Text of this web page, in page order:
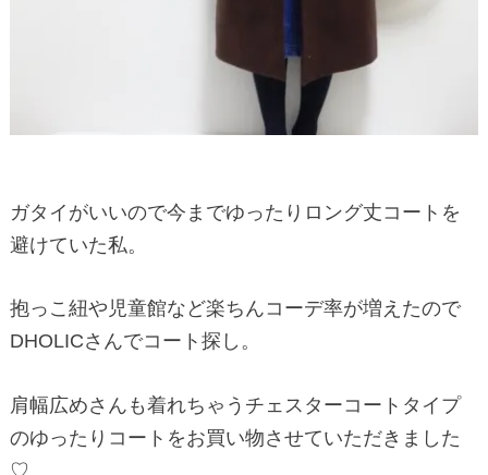
ガタイがいいので今までゆったりロング丈コートを
避けていた私。
抱っこ紐や児童館など楽ちんコーデ率が増えたので
DHOLICさんでコート探し。
肩幅広めさんも着れちゃうチェスターコートタイプ
のゆったりコートをお買い物させていただきました
♡